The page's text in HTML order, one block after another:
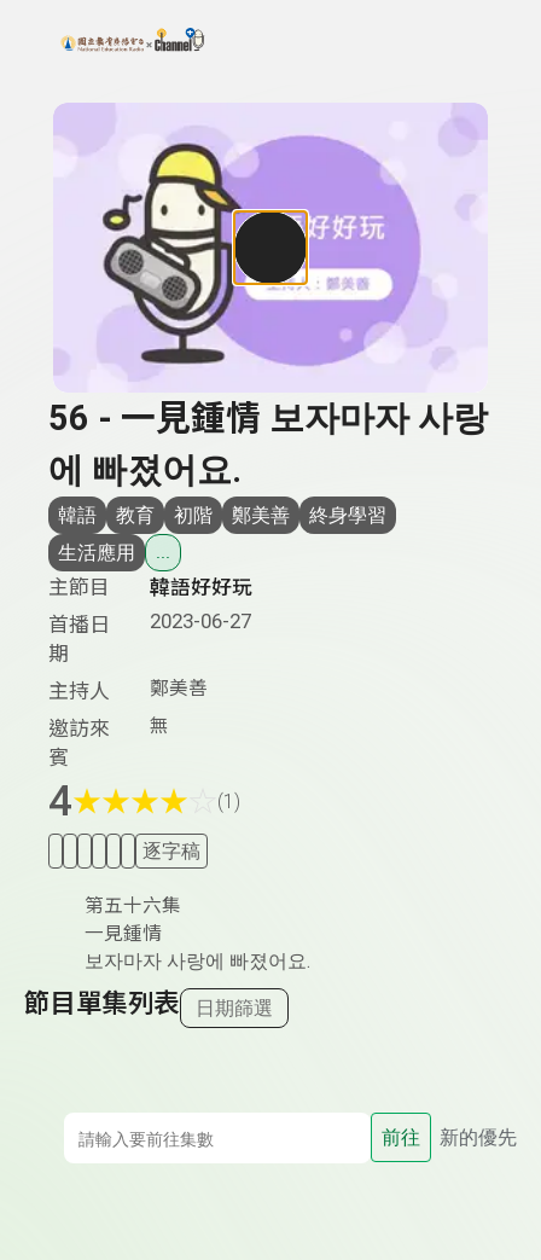
上方功能區塊
搜尋關鍵字：可輸入節目名稱、主持人或關鍵字
56 - 一見鍾情 보자마자 사랑
에 빠졌어요.
韓語 教育 初階 鄭美善
終身學習
生活應用
...
主節目
韓語好好玩
首播日
期
2023-06-27
主持人 鄭美善
邀訪來
賓
無
4★★★★ (1)
逐字稿
第五十六集
一見鍾情
보자마자 사랑에 빠졌어요.
節目單集列表 日期篩選
前往 新的優先